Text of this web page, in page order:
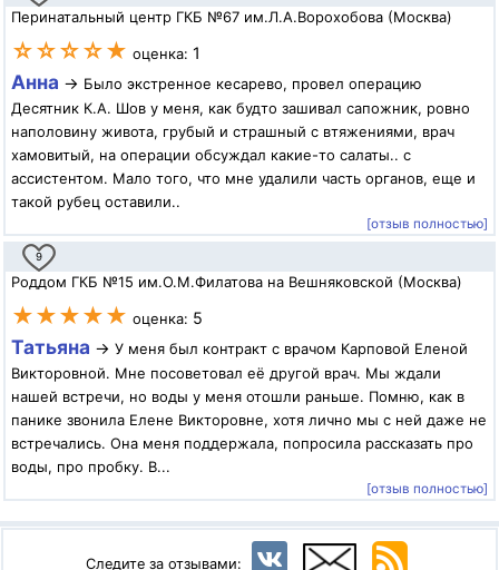
Перинатальный центр ГКБ №67 им.Л.А.Ворохобова (Москва)
☆☆☆☆★ оценка: 1
Анна → Было экстренное кесарево, провел операцию
Десятник К.А. Шов у меня, как будто зашивал сапожник, ровно
наполовину живота, грубый и страшный с втяжениями, врач
хамовитый, на операции обсуждал какие-то салаты.. с
ассистентом. Мало того, что мне удалили часть органов, еще и
такой рубец оставили..
[отзыв полностью]
9
Роддом ГКБ №15 им.О.М.Филатова на Вешняковской (Москва)
★★★★★ оценка: 5
Татьяна → У меня был контракт с врачом Карповой Еленой
Викторовной. Мне посоветовал её другой врач. Мы ждали
нашей встречи, но воды у меня отошли раньше. Помню, как в
панике звонила Елене Викторовне, хотя лично мы с ней даже не
встречались. Она меня поддержала, попросила рассказать про
воды, про пробку. В...
[отзыв полностью]
Следите за отзывами: